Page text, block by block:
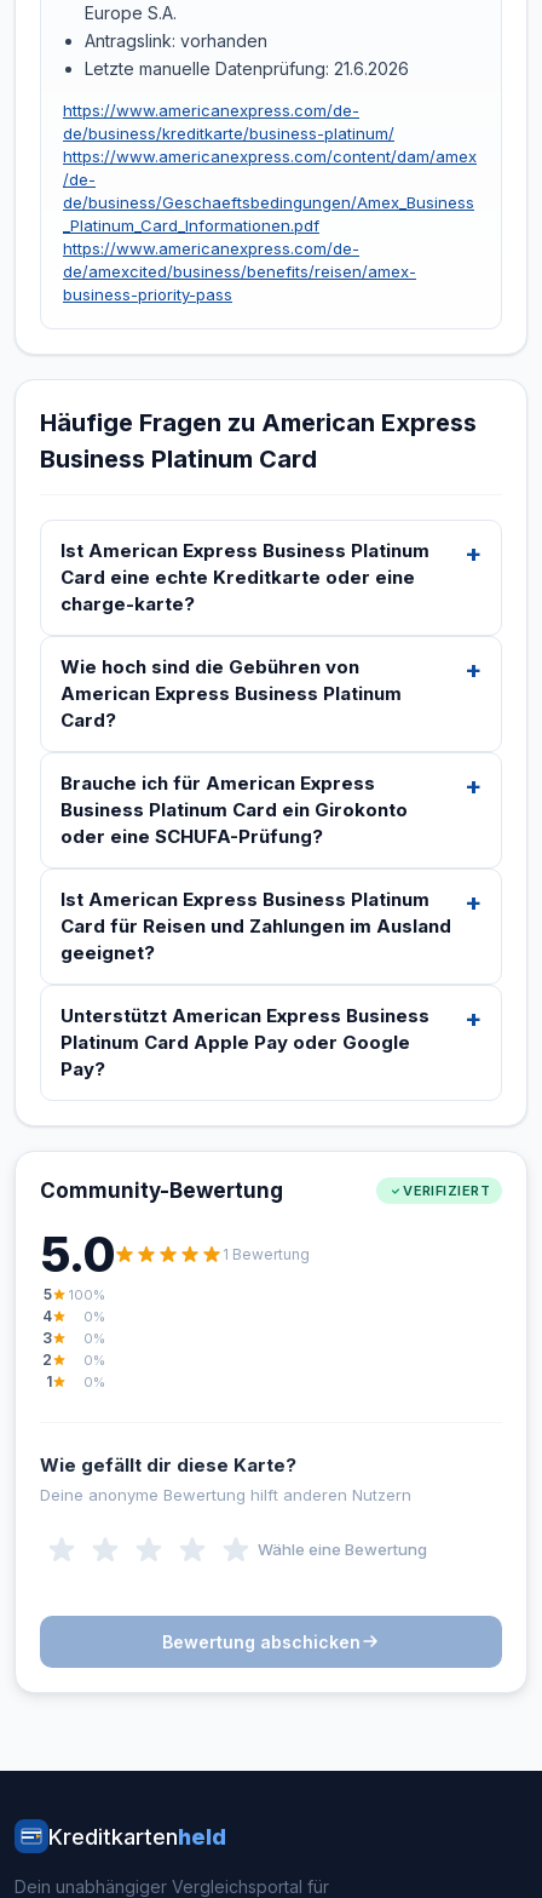
Europe S.A.
Antragslink: vorhanden
Letzte manuelle Datenprüfung: 21.6.2026
https://www.americanexpress.com/de-
de/business/kreditkarte/business-platinum/
https://www.americanexpress.com/content/dam/amex
/de-
de/business/Geschaeftsbedingungen/Amex_Business
_Platinum_Card_Informationen.pdf
https://www.americanexpress.com/de-
de/amexcited/business/benefits/reisen/amex-
business-priority-pass
Häufige Fragen zu American Express
Business Platinum Card
Ist American Express Business Platinum
Card eine echte Kreditkarte oder eine
charge-karte?
Wie hoch sind die Gebühren von
American Express Business Platinum
Card?
Brauche ich für American Express
Business Platinum Card ein Girokonto
oder eine SCHUFA-Prüfung?
Ist American Express Business Platinum
Card für Reisen und Zahlungen im Ausland
geeignet?
Unterstützt American Express Business
Platinum Card Apple Pay oder Google
Pay?
Community-Bewertung VERIFIZIERT
5.0 1 Bewertung
5 100%
4 0%
3 0%
2 0%
1 0%
Wie gefällt dir diese Karte?
Deine anonyme Bewertung hilft anderen Nutzern
Wähle eine Bewertung
Bewertung abschicken
Kreditkartenheld
Dein unabhängiger Vergleichsportal für